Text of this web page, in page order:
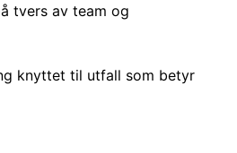
tvers av team og
knyttet til utfall som betyr